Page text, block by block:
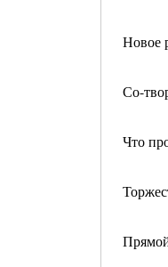
Новое
Со-
Что